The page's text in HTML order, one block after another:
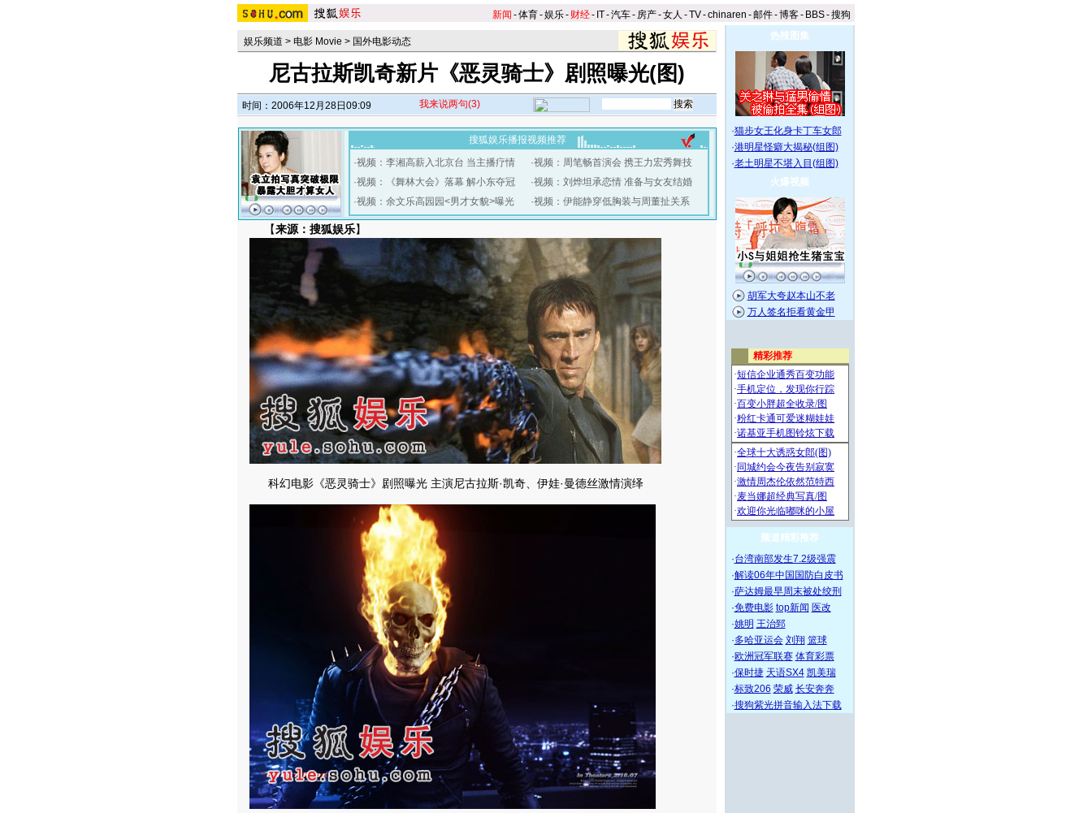
新闻 -体育-娱乐- 财经- IT-汽车- 房产-女人 -TV-chinaren -邮件-博客- BBS-搜狗
娱乐频道 > 电影 Movie > 国外电影动态
尼古拉斯凯奇新片《恶灵骑士》剧照曝光(图)
时间：2006年12月28日09:09 我来说两句(3)
搜狐娱乐播报视频推荐
·视频：李湘高薪入北京台 当主播疗情
·视频：《舞林大会》落幕 解小东夺冠
·视频：余文乐高园园<男才女貌>曝光
·视频：周笔畅首演会 携王力宏秀舞技
·视频：刘烨坦承恋情 准备与女友结婚
·视频：伊能静穿低胸装与周董扯关系
【来源：搜狐娱乐】
科幻电影《恶灵骑士》剧照曝光 主演尼古拉斯·凯奇、伊娃·曼德丝激情演绎
热辣图集
·猫步女王化身卡丁车女郎
·港明星怪癖大揭秘(组图)
·老土明星不堪入目(组图)
火爆视频
胡军大夸赵本山不老
万人签名拒看黄金甲
频道精彩推荐
·台湾南部发生7.2级强震
·解读06年中国国防白皮书
·萨达姆最早周末被处绞刑
·免费电影 top新闻 医改
·姚明 王治郅
·多哈亚运会 刘翔 篮球
·欧洲冠军联赛 体育彩票
·保时捷 天语SX4 凯美瑞
·标致206 荣威 长安奔奔
·搜狗紫光拼音输入法下载